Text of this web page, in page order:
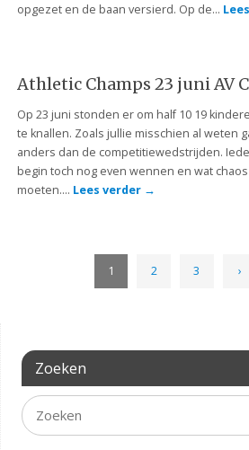
opgezet en de baan versierd. Op de…
Athletic Champs 23 juni AV
Op 23 juni stonden er om half 10 19
te knallen. Zoals jullie misschien al weten
anders dan de competitiewedstrijden.
begin toch nog even wennen en wat
moeten…. Lees verder →
1 2 3 ›
Zoeken